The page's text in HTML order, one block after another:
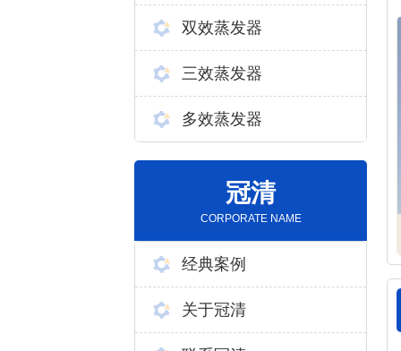
双效蒸发器
三效蒸发器
多效蒸发器
冠清
CORPORATE NAME
经典案例
关于冠清